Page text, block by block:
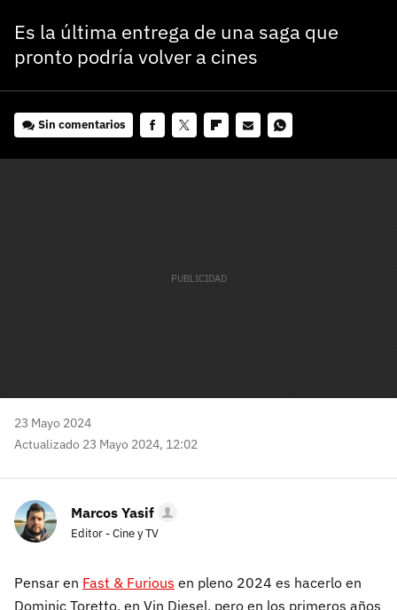
Es la última entrega de una saga que
pronto podría volver a cines
Sin comentarios
23 Mayo 2024
Actualizado 23 Mayo 2024, 12:02
Marcos Yasif
Editor - Cine y TV
Pensar en Fast & Furious en pleno 2024 es hacerlo en
Dominic Toretto, en Vin Diesel, pero en los primeros años